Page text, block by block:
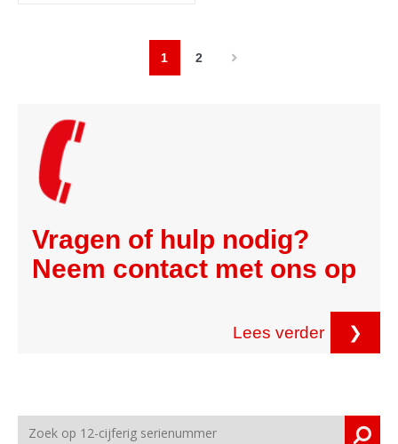
1 2
Vragen of hulp nodig?
Neem contact met ons op
Lees verder ❯